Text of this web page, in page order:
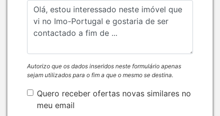
Autorizo que os dados inseridos neste formulário apenas
sejam utilizados para o fim a que o mesmo se destina.
Quero receber ofertas novas similares no
meu email